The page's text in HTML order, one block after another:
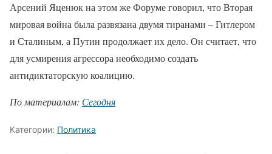
Арсений Яценюк на этом же Форуме говорил, что Вторая
мировая война была развязана двумя тиранами – Гитлером
и Сталиным, а Путин продолжает их дело. Он считает, что
для усмирения агрессора необходимо создать
антидиктаторскую коалицию.
По материалам: Сегодня
Категории: Политика